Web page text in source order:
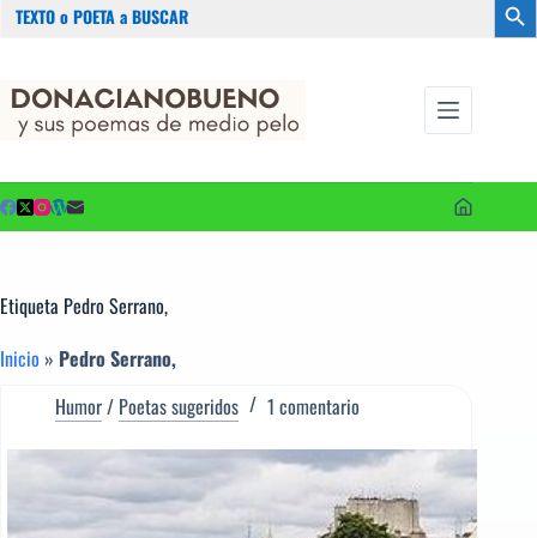
contenido
Etiqueta Pedro Serrano,
Inicio » Pedro Serrano,
Humor/ Poetas sugeridos 1 comentario